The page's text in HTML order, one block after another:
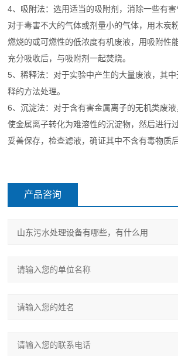
4、吸附法：选用适当的吸附剂，消除一些有害
对于毒害不大的气体或剂量小的气体，用木炭
燃烧的或可燃性的低浓度有机废液，用吸附性
充分吸收后，与吸附剂一起焚烧。
5、稀释法：对于实验中产生的大量废液，其
释的方法处理。
6、沉淀法：对于含有害金属离子的无机类废液
使金属离子转化为难溶性的沉淀物，然后进行
妥善保存，检查滤液，确证其中不含有毒物质
产品咨询